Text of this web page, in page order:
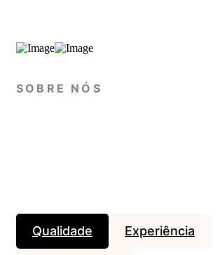
SOBRE NÓS
Qualidade Experiência